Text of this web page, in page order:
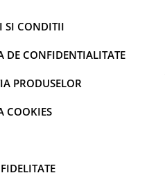
SI CONDITII
DE CONFIDENTIALITATE
PRODUSELOR
COOKIES